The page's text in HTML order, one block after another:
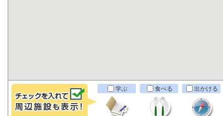
学ぶ 食べる 出かける